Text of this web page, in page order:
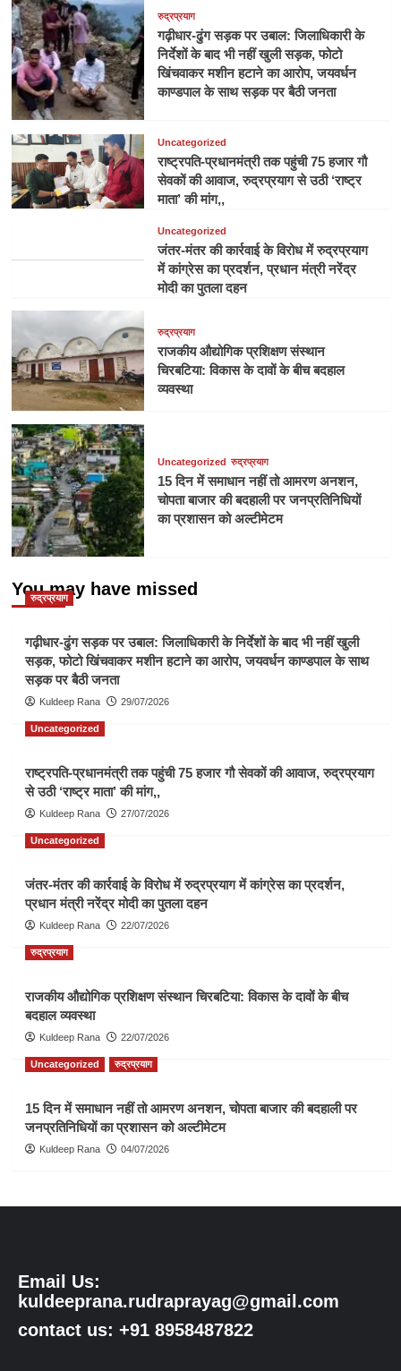
रुद्रप्रयाग
गढ़ीधार-ढुंग सड़क पर उबाल: जिलाधिकारी के
निर्देशों के बाद भी नहीं खुली सड़क, फोटो
खिंचवाकर मशीन हटाने का आरोप, जयवर्धन
काण्डपाल के साथ सड़क पर बैठी जनता
Uncategorized
राष्ट्रपति-प्रधानमंत्री तक पहुंची 75 हजार गौ
सेवकों की आवाज, रुद्रप्रयाग से उठी ‘राष्ट्र
माता’ की मांग,,
Uncategorized
जंतर-मंतर की कार्रवाई के विरोध में रुद्रप्रयाग
में कांग्रेस का प्रदर्शन, प्रधान मंत्री नरेंद्र
मोदी का पुतला दहन
रुद्रप्रयाग
राजकीय औद्योगिक प्रशिक्षण संस्थान
चिरबटिया: विकास के दावों के बीच बदहाल
व्यवस्था
Uncategorized रुद्रप्रयाग
15 दिन में समाधान नहीं तो आमरण अनशन,
चोपता बाजार की बदहाली पर जनप्रतिनिधियों
का प्रशासन को अल्टीमेटम
You may have missed
रुद्रप्रयाग
गढ़ीधार-ढुंग सड़क पर उबाल: जिलाधिकारी के निर्देशों के बाद भी नहीं खुली
सड़क, फोटो खिंचवाकर मशीन हटाने का आरोप, जयवर्धन काण्डपाल के साथ
सड़क पर बैठी जनता
Kuldeep Rana 29/07/2026
Uncategorized
राष्ट्रपति-प्रधानमंत्री तक पहुंची 75 हजार गौ सेवकों की आवाज, रुद्रप्रयाग
से उठी ‘राष्ट्र माता’ की मांग,,
Kuldeep Rana 27/07/2026
Uncategorized
जंतर-मंतर की कार्रवाई के विरोध में रुद्रप्रयाग में कांग्रेस का प्रदर्शन,
प्रधान मंत्री नरेंद्र मोदी का पुतला दहन
Kuldeep Rana 22/07/2026
रुद्रप्रयाग
राजकीय औद्योगिक प्रशिक्षण संस्थान चिरबटिया: विकास के दावों के बीच
बदहाल व्यवस्था
Kuldeep Rana 22/07/2026
Uncategorized रुद्रप्रयाग
15 दिन में समाधान नहीं तो आमरण अनशन, चोपता बाजार की बदहाली पर
जनप्रतिनिधियों का प्रशासन को अल्टीमेटम
Kuldeep Rana 04/07/2026
Email Us:
kuldeeprana.rudraprayag@gmail.com
contact us: +91 8958487822